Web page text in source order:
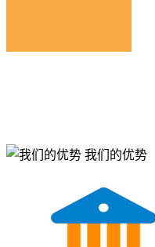
我们的优势